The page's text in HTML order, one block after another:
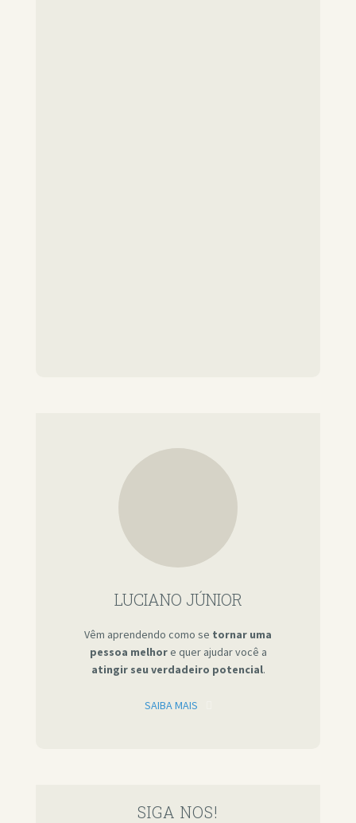
LUCIANO JÚNIOR
Vêm aprendendo como se tornar uma
pessoa melhore quer ajudar você a
atingir seu verdadeiro potencial.
SAIBA MAIS
SIGA NOS!